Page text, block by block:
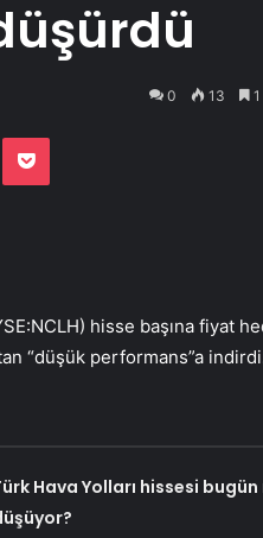
0 13
Pocket
NCLH) hisse başına fiyat
“düşük performans”a
Hava Yolları hissesi